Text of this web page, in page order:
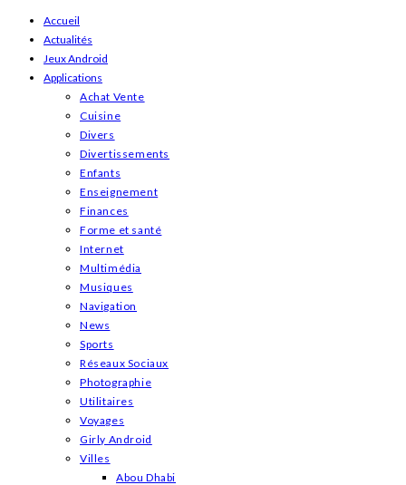
Skip
content
Accueil
Actualités
Jeux Android
Applications
Achat Vente
Cuisine
Divers
Divertissements
Enfants
Enseignement
Finances
Forme et santé
Internet
Multimédia
Musiques
Navigation
News
Sports
Réseaux Sociaux
Photographie
Utilitaires
Voyages
Girly Android
Villes
Abou Dhabi